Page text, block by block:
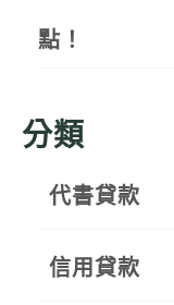
點！
分類
代書貸款
信用貸款